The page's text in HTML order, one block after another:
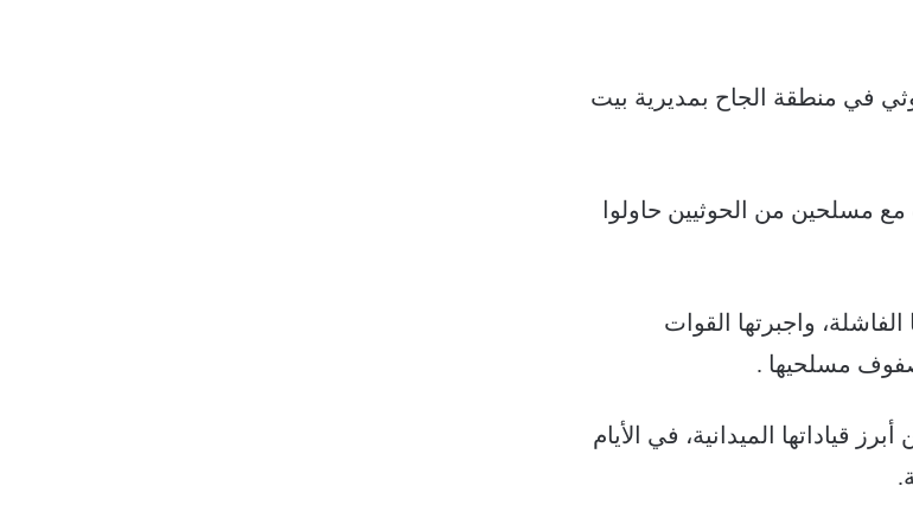
في منطقة الجاح بمديرية بيت
مسلحين من الحوثيين حاولوا
واجبرتها القوات
صفوف مسلحيها .
الميدانية، في الأيام